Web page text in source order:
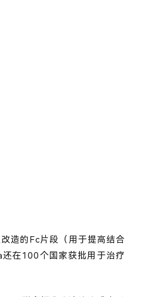
造的Fc片段（用于提高结合
在100个国家获批用于治疗